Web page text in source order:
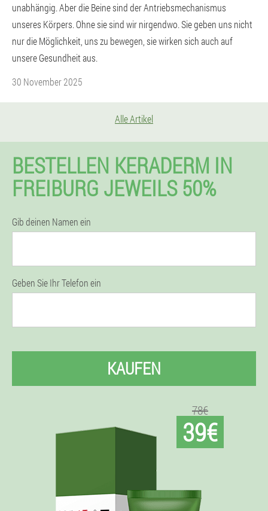
unabhängig. Aber die Beine sind der Antriebsmechanismus
unseres Körpers. Ohne sie sind wir nirgendwo. Sie geben uns nicht
nur die Möglichkeit, uns zu bewegen, sie wirken sich auch auf
unsere Gesundheit aus.
30 November 2025
Alle Artikel
BESTELLEN KERADERM IN
FREIBURG JEWEILS 50%
Gib deinen Namen ein
Geben Sie Ihr Telefon ein
KAUFEN
78€
39€